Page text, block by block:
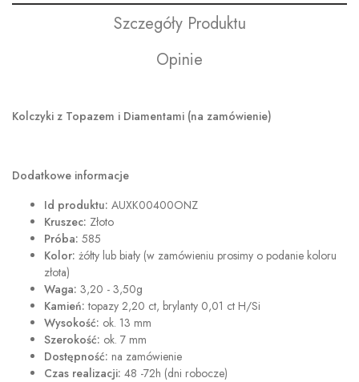
Szczegóły Produktu
Opinie
Kolczyki z Topazem i Diamentami (na zamówienie)
Dodatkowe informacje
Id produktu: AUXK00400ONZ
Kruszec: Złoto
Próba: 585
Kolor: żółty lub biały (w zamówieniu prosimy o podanie koloru
złota)
Waga: 3,20 - 3,50g
Kamień:topazy 2,20 ct, brylanty 0,01 ct H/Si
Wysokość: ok. 13 mm
Szerokość: ok. 7 mm
Dostępność: na zamówienie
Czas realizacji: 48 -72h (dni robocze)